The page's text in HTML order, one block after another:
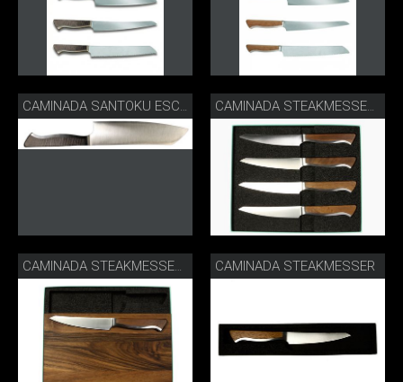
CAMINADA SANTOKU ESCHE CAMINADA STEAKMESSERSET
CAMINADA STEAKMESSER MIT BRETT CAMINADA STEAKMESSER